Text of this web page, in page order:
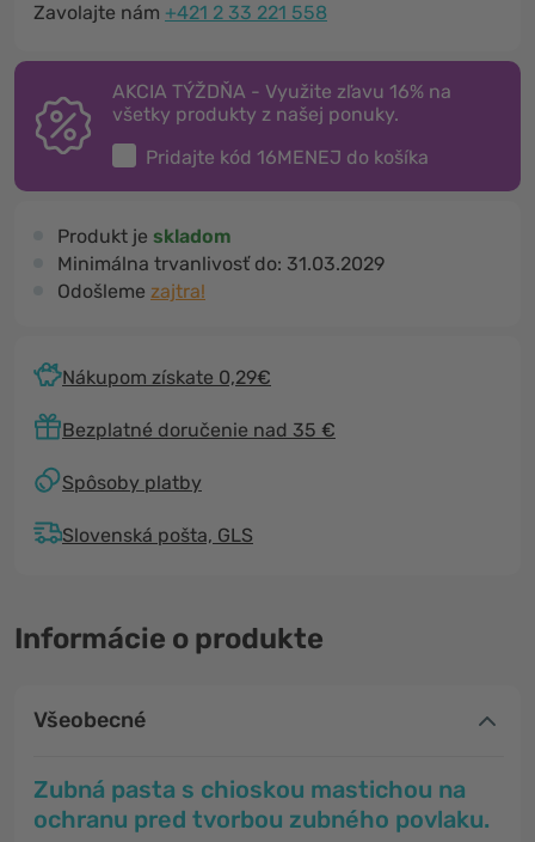
Zavolajte nám +421 2 33 221 558
AKCIA TÝŽDŇA - Využite zľavu 16% na
všetky produkty z našej ponuky.
Pridajte kód 16MENEJ do košíka
Produkt je skladom
Minimálna trvanlivosť do: 31.03.2029
Odošleme zajtra!
Nákupom získate 0,29€
Bezplatné doručenie nad 35 €
Spôsoby platby
Slovenská pošta, GLS
Informácie o produkte
Všeobecné
Zubná pasta s chioskou mastichou na
ochranu pred tvorbou zubného povlaku.